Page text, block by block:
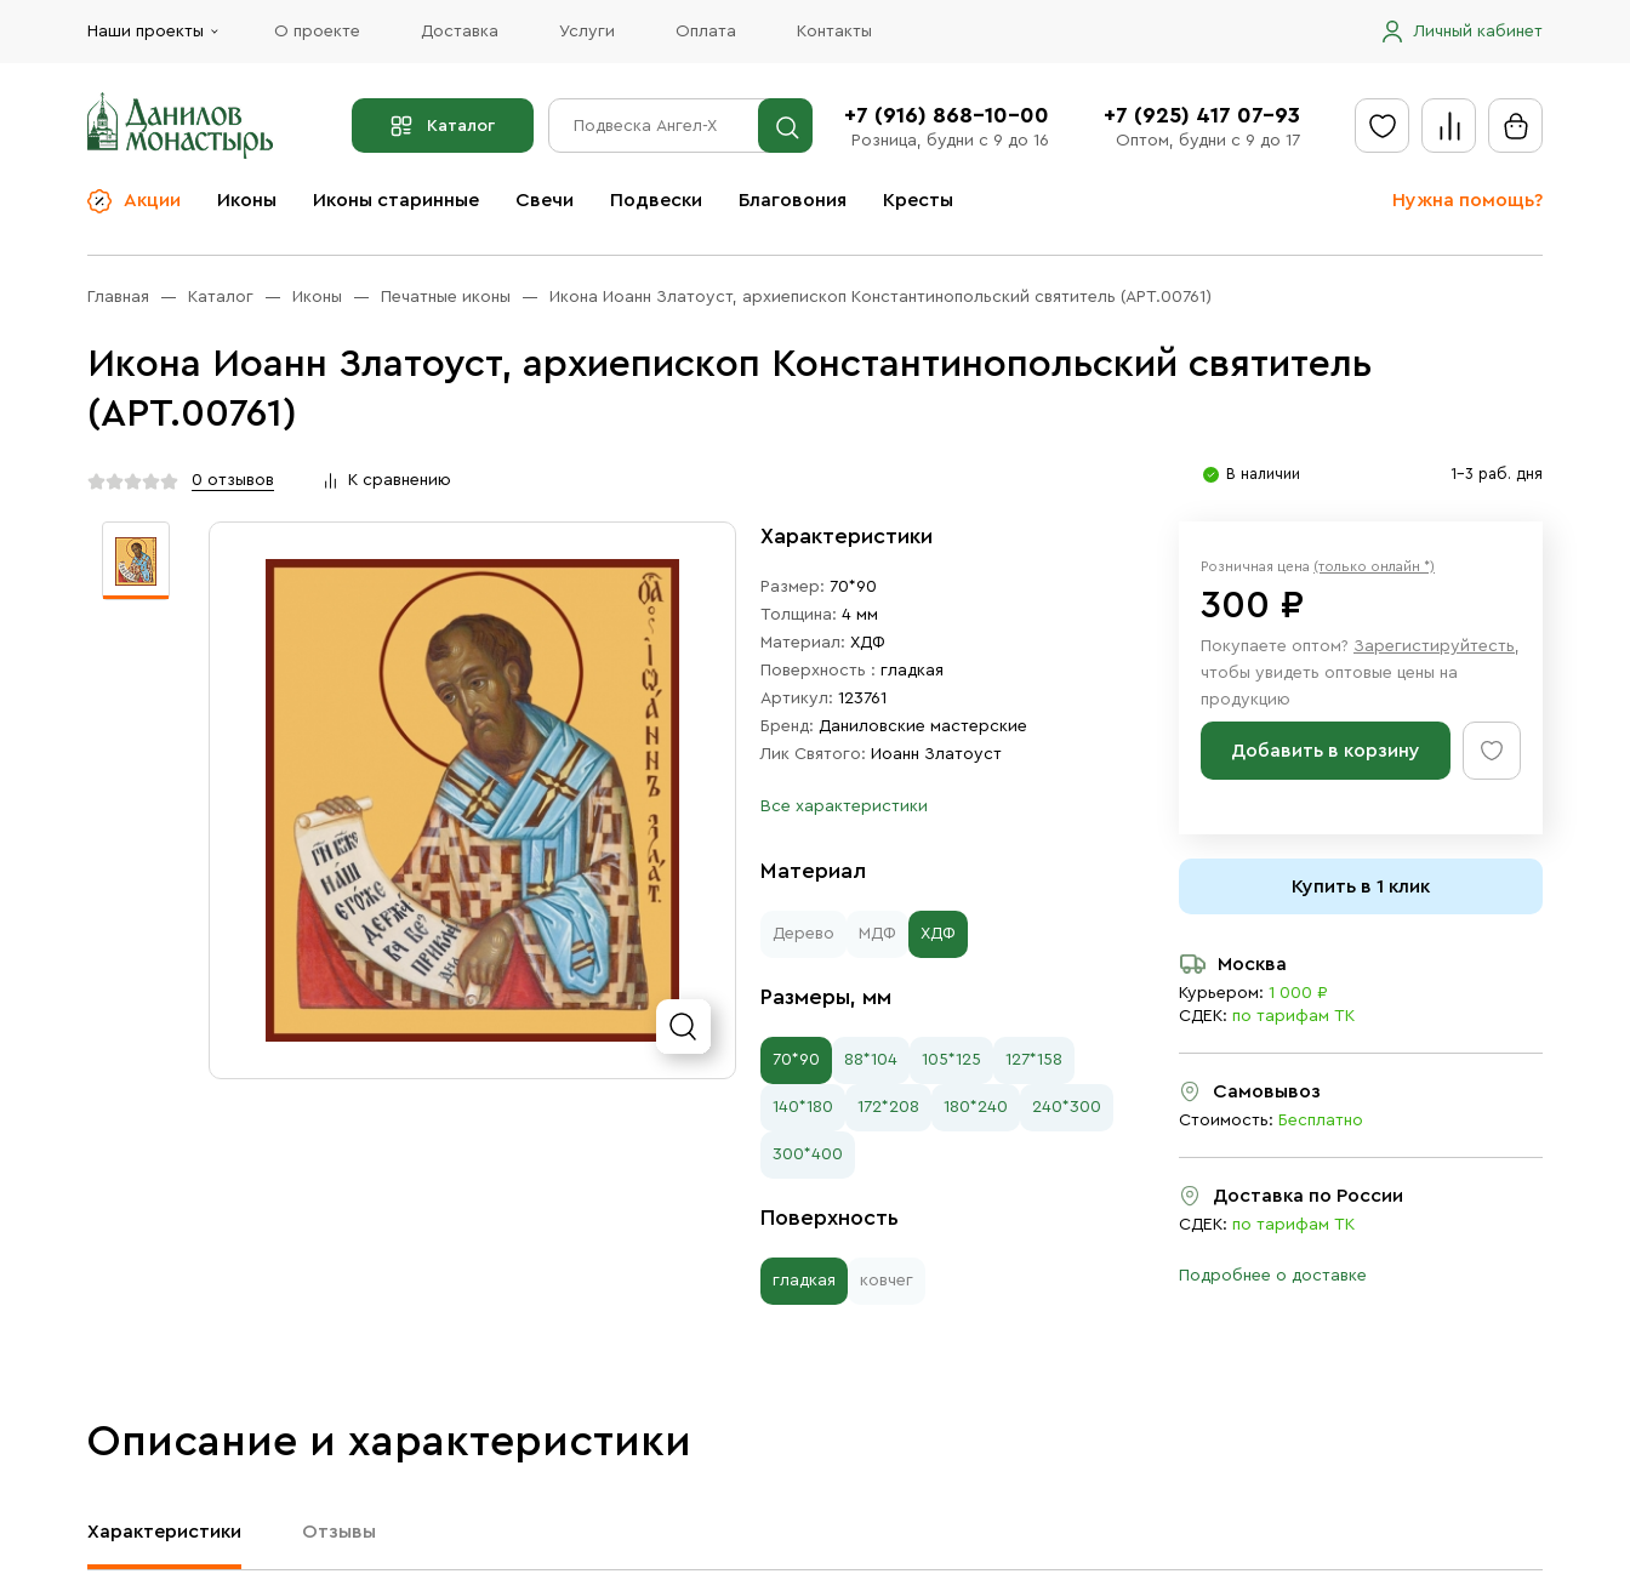
Наши проекты О проекте Доставка Услуги Оплата Контакты Личный кабинет
Каталог +7 (916) 868-10-00
Розница, будни с 9 до 16
+7 (925) 417 07-93
Оптом, будни с 9 до 17
Акции Иконы Иконы старинные Свечи Подвески Благовония Кресты Нужна помощь?
Отправить заявку
Акции
Церковная утварь
Иконы
Масло
Разное
Бренды
Услуги
Оплата
Главная Каталог Иконы Печатные иконы Икона Иоанн Златоуст, архиепископ Константинопольский святитель (АРТ.00761)
Икона Иоанн Златоуст, архиепископ Константинопольский святитель
(АРТ.00761)
0 отзывов К сравнению В наличии 1-3 раб. дня
Характеристики
Размер: 70*90
Толщина: 4 мм
Материал: ХДФ
Поверхность : гладкая
Артикул: 123761
Бренд: Даниловские мастерские
Лик Святого: Иоанн Златоуст
Все характеристики
Материал
Дерево МДФ ХДФ
Размеры, мм
70*90 88*104 105*125 127*158
140*180 172*208 180*240 240*300
300*400
Поверхность
гладкая ковчег
Розничная цена (только онлайн *)
300 ₽
Покупаете оптом? Зарегистируйтесть,
чтобы увидеть оптовые цены на
продукцию
Добавить в корзину
Купить в 1 клик
Москва
Курьером: 1 000 ₽
СДЕК: по тарифам ТК
Самовывоз
Стоимость: Бесплатно
Доставка по России
СДЕК: по тарифам ТК
Подробнее о доставке
Описание и характеристики
Характеристики Отзывы